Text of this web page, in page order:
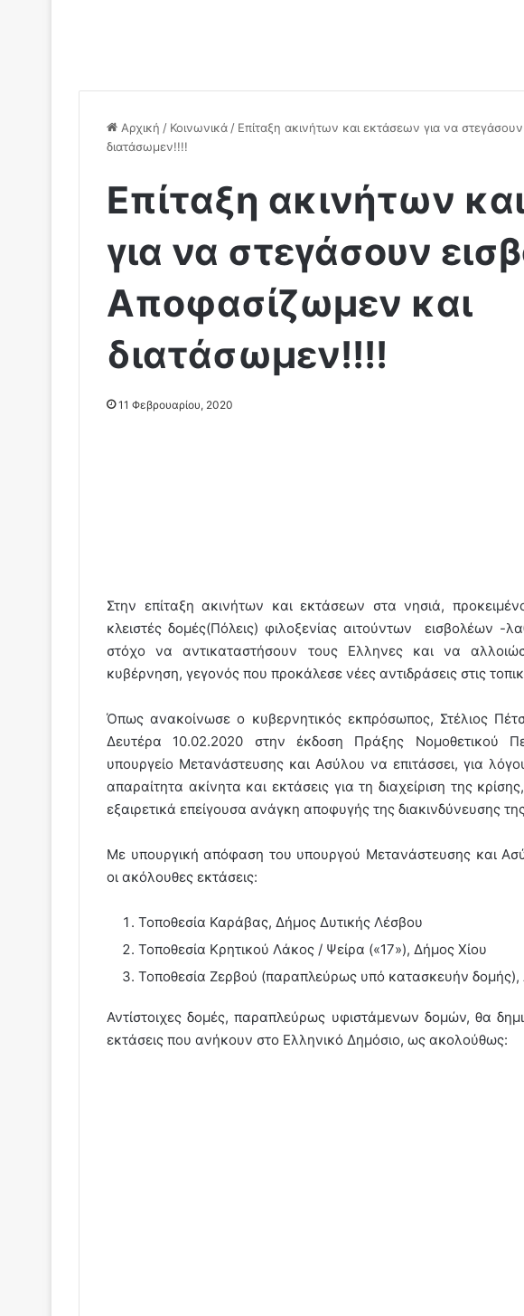
Αρχική / Κοινωνικά / Επίταξη ακινήτων και εκτάσεων για να
διατάσωμεν!!!!
Επίταξη ακινήτων
για να στεγάσουν
Αποφασίζωμεν και
διατάσωμεν!!!!
11 Φεβρουαρίου, 2020
Στην επίταξη ακινήτων και εκτάσεων στα νησιά,
κλειστές δομές(Πόλεις) φιλοξενίας αιτούντων εισβολέων
στόχο να αντικαταστήσουν τους Ελληνες και να
κυβέρνηση, γεγονός που προκάλεσε νέες αντιδράσεις στις
Όπως ανακοίνωσε ο κυβερνητικός εκπρόσωπος, Στέλιος
Δευτέρα 10.02.2020 στην έκδοση Πράξης Νομοθετικού
υπουργείο Μετανάστευσης και Ασύλου να επιτάσσει, για
απαραίτητα ακίνητα και εκτάσεις για τη διαχείριση της
εξαιρετικά επείγουσα ανάγκη αποφυγής της διακινδύνευσης
Με υπουργική απόφαση του υπουργού Μετανάστευσης και
οι ακόλουθες εκτάσεις:
Τοποθεσία Καράβας, Δήμος Δυτικής Λέσβου
Τοποθεσία Κρητικού Λάκος / Ψείρα («17»), Δήμος Χίου
Τοποθεσία Ζερβού (παραπλεύρως υπό κατασκευήν
Αντίστοιχες δομές, παραπλεύρως υφιστάμενων δομών, θα
εκτάσεις που ανήκουν στο Ελληνικό Δημόσιο, ως ακολούθως: